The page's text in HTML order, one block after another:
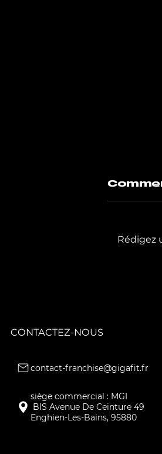
Rédigez
CONTACTEZ-NOUS
contact-franchise@gigafit.fr
Enghien-Les-Bains, 95880